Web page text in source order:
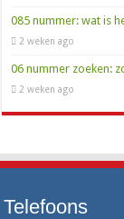
085 nummer: wat is
2 weken ago
06 nummer zoeken:
2 weken ago
Telefoons